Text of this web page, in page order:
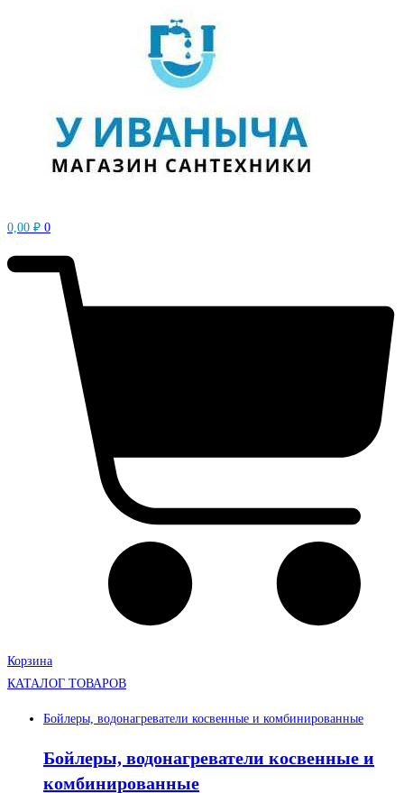
0,00 ₽ 0
Корзина
КАТАЛОГ ТОВАРОВ
Бойлеры, водонагреватели косвенные и комбинированные
Бойлеры, водонагреватели косвенные и
комбинированные